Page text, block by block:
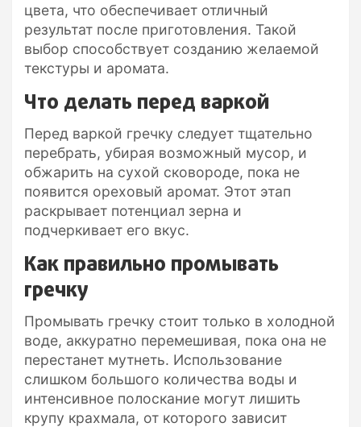
цвета, что обеспечивает отличный
результат после приготовления. Такой
выбор способствует созданию желаемой
текстуры и аромата.
Что делать перед варкой
Перед варкой гречку следует тщательно
перебрать, убирая возможный мусор, и
обжарить на сухой сковороде, пока не
появится ореховый аромат. Этот этап
раскрывает потенциал зерна и
подчеркивает его вкус.
Как правильно промывать
гречку
Промывать гречку стоит только в холодной
воде, аккуратно перемешивая, пока она не
перестанет мутнеть. Использование
слишком большого количества воды и
интенсивное полоскание могут лишить
крупу крахмала, от которого зависит